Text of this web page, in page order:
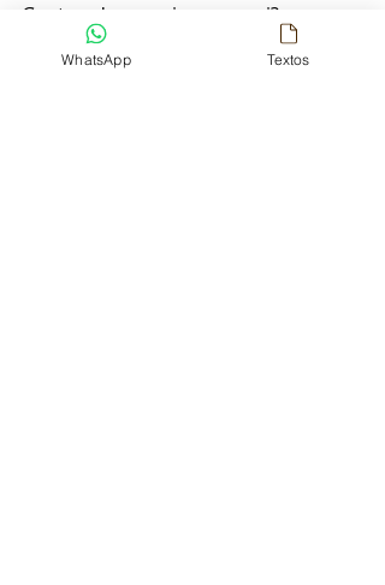
Gostou do que viu por aqui?
Acompanhe a gente nas nossas
redes sociais
Pinterest
WhatsApp Textos